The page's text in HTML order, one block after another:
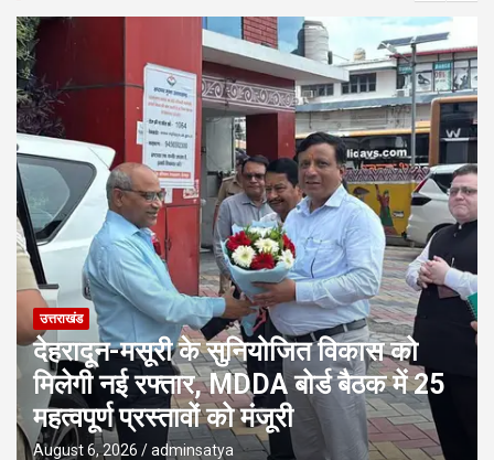
उत्तराखंड
देहरादून-मसूरी के सुनियोजित विकास को
मिलेगी नई रफ्तार, MDDA बोर्ड बैठक में 25
महत्वपूर्ण प्रस्तावों को मंजूरी
August 6, 2026 adminsatya